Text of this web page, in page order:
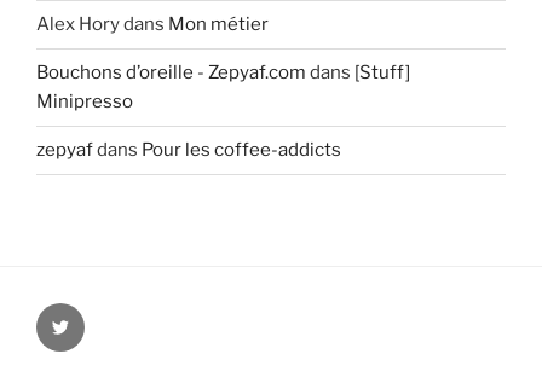
Alex Horydans Mon métier
Bouchons d’oreille - Zepyaf.com dans [Stuff]
Minipresso
zepyafdans Pour les coffee-addicts
@zepyaf